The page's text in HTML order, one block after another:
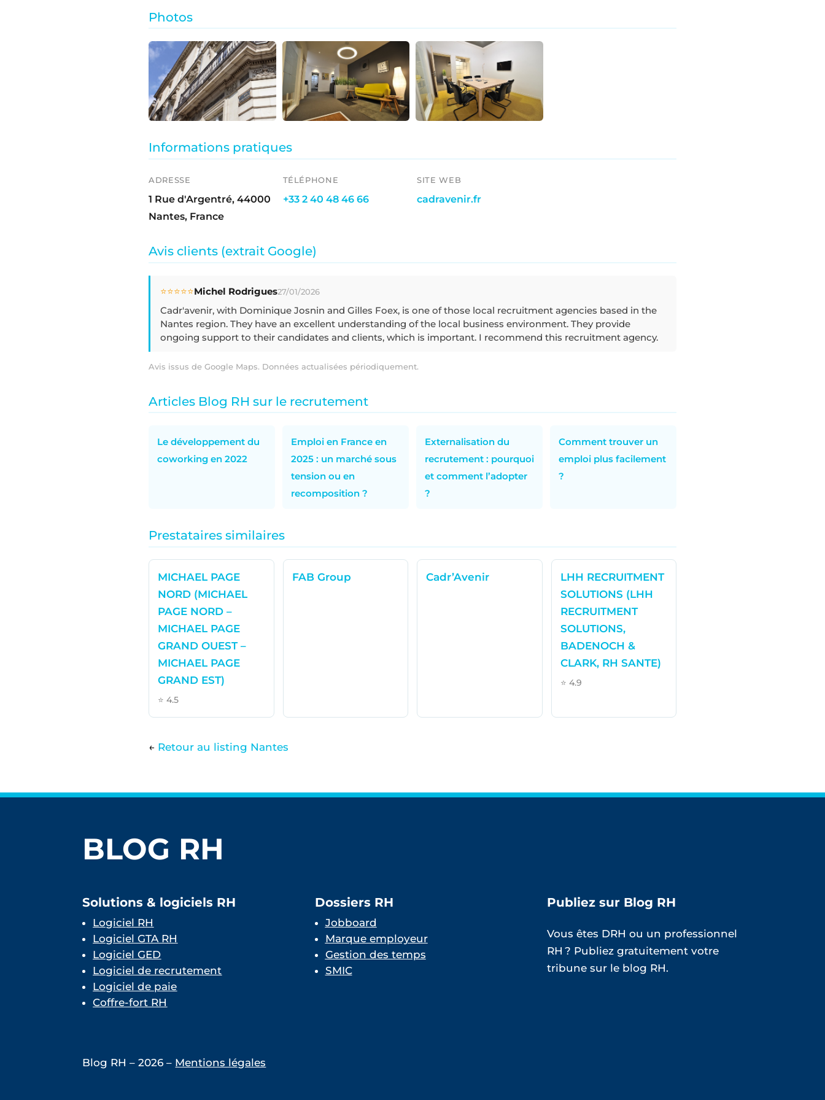
Photos
Informations pratiques
ADRESSE
1 Rue d'Argentré, 44000
Nantes, France
TÉLÉPHONE
+33 2 40 48 46 66
SITE WEB
cadravenir.fr
Avis clients (extrait Google)
⭐⭐⭐⭐⭐Michel Rodrigues27/01/2026
Cadr'avenir, with Dominique Josnin and Gilles Foex, is one of those local recruitment agencies based in the
Nantes region. They have an excellent understanding of the local business environment. They provide
ongoing support to their candidates and clients, which is important. I recommend this recruitment agency.
Avis issus de Google Maps. Données actualisées périodiquement.
Articles Blog RH sur le recrutement
Le développement du
coworking en 2022
Emploi en France en
2025 : un marché sous
tension ou en
recomposition ?
Externalisation du
recrutement : pourquoi
et comment l’adopter
?
Comment trouver un
emploi plus facilement
?
Prestataires similaires
MICHAEL PAGE
NORD (MICHAEL
PAGE NORD –
MICHAEL PAGE
GRAND OUEST –
MICHAEL PAGE
GRAND EST)
⭐ 4.5
FAB Group Cadr’Avenir
LHH RECRUITMENT
SOLUTIONS (LHH
RECRUITMENT
SOLUTIONS,
BADENOCH &
CLARK, RH SANTE)
⭐ 4.9
← Retour au listing Nantes
BLOG RH
Solutions & logiciels RH
Logiciel RH
Logiciel GTA RH
Logiciel GED
Logiciel de recrutement
Logiciel de paie
Coffre-fort RH
Dossiers RH
Jobboard
Marque employeur
Gestion des temps
SMIC
Publiez sur Blog RH
Vous êtes DRH ou un professionnel
RH ? Publiez gratuitement votre
tribune sur le blog RH.
Blog RH – 2026 – Mentions légales